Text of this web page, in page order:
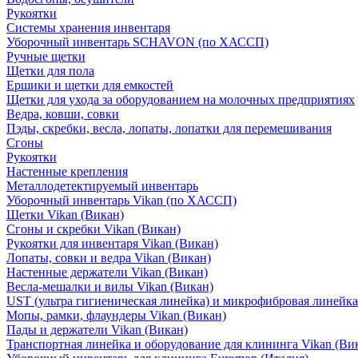
Рукоятки
Системы хранения инвентаря
Уборочный инвентарь SCHAVON (по ХАССП)
Ручные щетки
Щетки для пола
Ершики и щетки для емкостей
Щетки для ухода за оборудованием на молочных предприятиях
Ведра, ковши, совки
Пэды, скребки, весла, лопаты, лопатки для перемешивания
Сгоны
Рукоятки
Настенные крепления
Металлодетектируемый инвентарь
Уборочный инвентарь Vikan (по ХАССП)
Щетки Vikan (Викан)
Сгоны и скребки Vikan (Викан)
Рукоятки для инвентаря Vikan (Викан)
Лопаты, совки и ведра Vikan (Викан)
Настенные держатели Vikan (Викан)
Весла-мешалки и вилы Vikan (Викан)
UST (ультра гигиеническая линейка) и микрофибровая линейка
Мопы, рамки, флаундеры Vikan (Викан)
Пады и держатели Vikan (Викан)
Транспортная линейка и оборудование для клининга Vikan